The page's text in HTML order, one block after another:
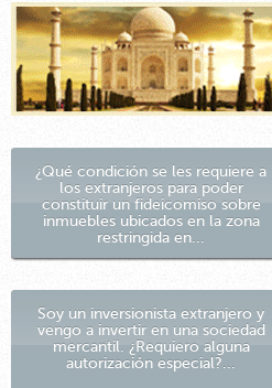
¿Qué condición se les requiere a
los extranjeros para poder
constituir un fideicomiso sobre
inmuebles ubicados en la zona
restringida en...
Soy un inversionista extranjero y
vengo a invertir en una sociedad
mercantil. ¿Requiero alguna
autorización especial?...